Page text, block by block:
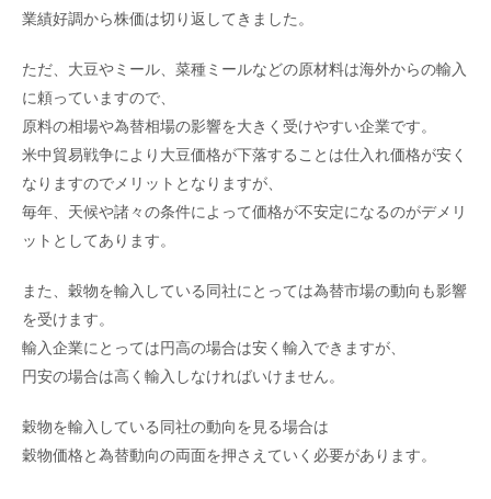
業績好調から株価は切り返してきました。
ただ、大豆やミール、菜種ミールなどの原材料は海外からの輸入
に頼っていますので、
原料の相場や為替相場の影響を大きく受けやすい企業です。
米中貿易戦争により大豆価格が下落することは仕入れ価格が安く
なりますのでメリットとなりますが、
毎年、天候や諸々の条件によって価格が不安定になるのがデメリ
ットとしてあります。
また、穀物を輸入している同社にとっては為替市場の動向も影響
を受けます。
輸入企業にとっては円高の場合は安く輸入できますが、
円安の場合は高く輸入しなければいけません。
穀物を輸入している同社の動向を見る場合は
穀物価格と為替動向の両面を押さえていく必要があります。